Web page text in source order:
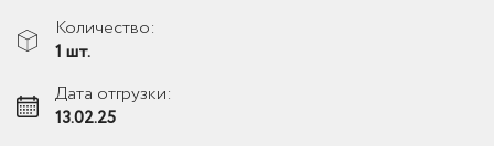
Количество:
1 шт.
Дата отгрузки:
13.02.25